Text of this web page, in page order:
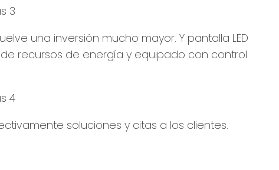
una inversión mucho mayor. Y pantalla LED
recursos de energía y equipado con control
soluciones y citas a los clientes.